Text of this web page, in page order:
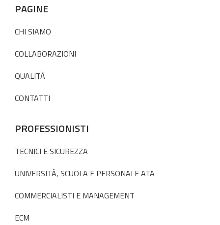
PAGINE
CHI SIAMO
COLLABORAZIONI
QUALITÀ
CONTATTI
PROFESSIONISTI
TECNICI E SICUREZZA
UNIVERSITÀ, SCUOLA E PERSONALE ATA
COMMERCIALISTI E MANAGEMENT
ECM